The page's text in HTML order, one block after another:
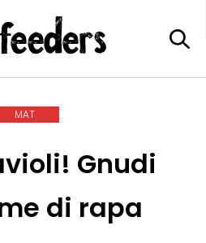
MAT
Gnudi
di rapa